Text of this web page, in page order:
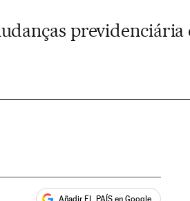
Añadir EL PAÍS en Google